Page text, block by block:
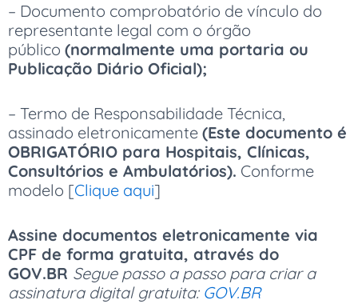
– Documento comprobatório de vínculo do
representante legal com o órgão
público (normalmente uma portaria ou
Publicação Diário Oficial);
– Termo de Responsabilidade Técnica,
assinado eletronicamente (Este documento é
OBRIGATÓRIO para Hospitais, Clínicas,
Consultórios e Ambulatórios). Conforme
modelo [Clique aqui]
Assine documentos eletronicamente via
CPF de forma gratuita, através do
GOV.BR Segue passo a passo para criar a
assinatura digital gratuita: GOV.BR